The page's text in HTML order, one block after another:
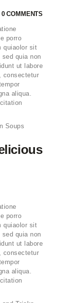
0 COMMENTS
porro
quiaolor sit
quia non
ut labore
consectetur
aliqua.
porro
quiaolor sit
quia non
ut labore
consectetur
aliqua.